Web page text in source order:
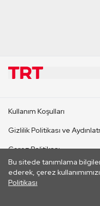
Bu sitede tanımlama
ederek, çerez
Politikası
CANLI YAYINLAR
Kullanım Koşulları
Gizlilik Politikası ve
Çerez Politikası
İletişim
Her hakkı saklıdır.